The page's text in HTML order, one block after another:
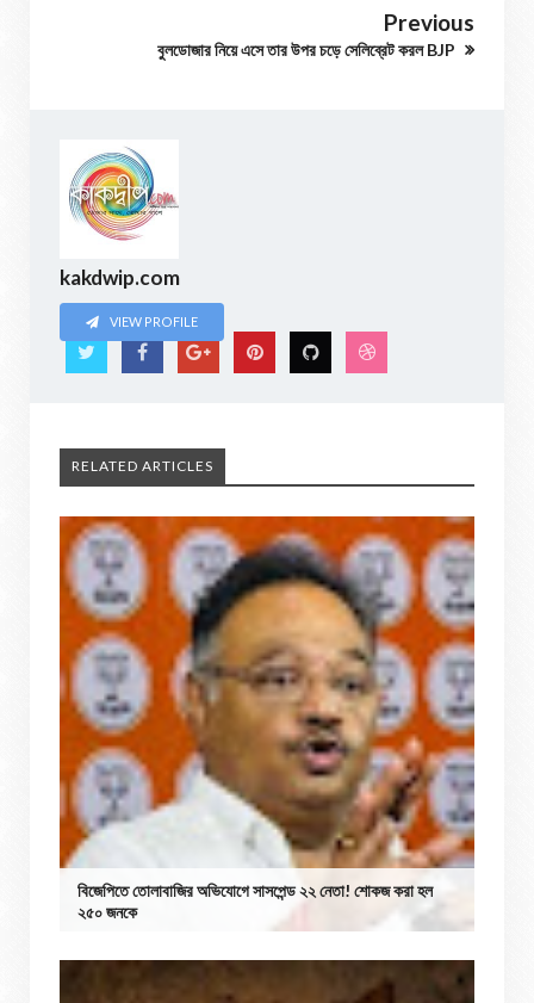
Previous
বুলডোজার নিয়ে এসে তার উপর চড়ে সেলিব্রেট করল BJP
kakdwip.com
VIEW PROFILE
RELATED ARTICLES
বিজেপিতে তোলাবাজির অভিযোগে সাসপেন্ড ২২ নেতা! শোকজ করা হল
২৫০ জনকে